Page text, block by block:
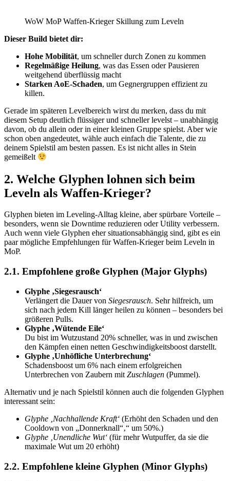
WoW MoP Waffen-Krieger Skillung zum Leveln
Dieser Build bietet dir:
Hohe Mobilität, um schneller durch Zonen zu kommen
Regelmäßige Heilung, was das Essen oder Pausieren
weitgehend überflüssig macht
Starken AoE-Schaden, um Gegnergruppen effizient zu
killen.
Gerade im späteren Levelbereich wirst du merken, dass du mit
diesem Setup deutlich flüssiger und schneller levelst – unabhängig
davon, ob du allein oder in einer kleinen Gruppe spielst. Aber wie
schon oben angedeutet, wähle auch einfach die Talente, die zu
deinem Spielstil am besten passen. Es ist nicht alles in Stein
gemeißelt
2. Welche Glyphen lohnen sich beim
Leveln als Waffen-Krieger?
Glyphen bieten im Leveling-Alltag kleine, aber spürbare Vorteile –
besonders, wenn sie Downtime reduzieren oder Utility verbessern.
Auch wenn viele Glyphen eher situationsabhängig sind, gibt es ein
paar mögliche Empfehlungen für Waffen-Krieger beim Leveln in
MoP.
2.1. Empfohlene große Glyphen (Major Glyphs)
Glyphe ‚Siegesrausch‘
Verlängert die Dauer von Siegesrausch. Sehr hilfreich, um
sich nach jedem Kill länger heilen zu können – besonders bei
größeren Pulls.
Glyphe ‚Wütende Eile‘
Du bist im Wutzustand 20% schneller, was in und zwischen
den Kämpfen einen netten Geschwindigkeitsboost darstellt.
Glyphe ‚Unhöfliche Unterbrechung‘
Schadensboost um 6% nach einem erfolgreichen
Unterbrechen von Zaubern mit Zuschlagen (Pummel).
Alternativ und je nach Spielstil können auch die folgenden Glyphen
interessant sein:
Glyphe ‚Nachhallende Kraft‘ (Erhöht den Schaden und den
Cooldown von „Donnerknall“‚“ um 50%.)
Glyphe ‚Unendliche Wut‘ (für mehr Wutpuffer, da sie die
maximale Wut um 20 erhöht)
2.2. Empfohlene kleine Glyphen (Minor Glyphs)